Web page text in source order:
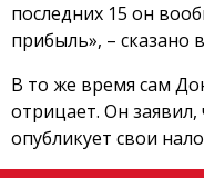
последних 15 он
прибыль», – сказано
В то же время сам
отрицает. Он
опубликует свои